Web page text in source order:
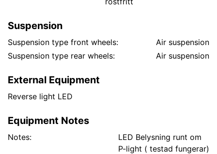
Suspension
Suspension type front wheels:
Air suspension
Suspension type rear wheels:
Air suspension
External Equipment
Reverse light LED
Equipment Notes
Notes:
LED Belysning runt om
P-light ( testad fungerar)